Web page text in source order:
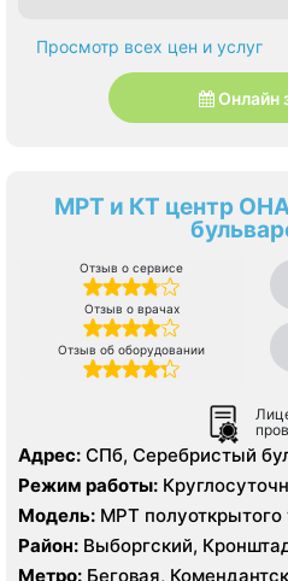
Просмотр всех цен и услуг
Онлайн
МРТ и КТ центр
Отзыв о сервисе
Отзыв о врачах
Отзыв об оборудовании
Адрес: СПб, Серебристый
Режим работы:
Модель: МРТ полуоткрытого
Тесла, КТ Siemens Somatom
Район: Выборгский,
Ленинградская область,
Метро: Беговая,